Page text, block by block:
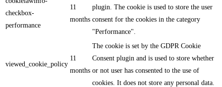
checkbox-
performance
11
months
plugin. The cookie is used to store the user
consent for the cookies in the category
"Performance".
viewed_cookie_policy
11
months
The cookie is set by the GDPR Cookie
Consent plugin and is used to store whether
or not user has consented to the use of
cookies. It does not store any personal data.